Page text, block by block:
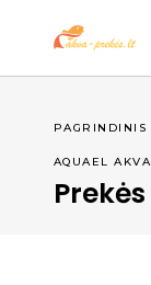
PAGRINDINIS
AQUAEL
Prekės